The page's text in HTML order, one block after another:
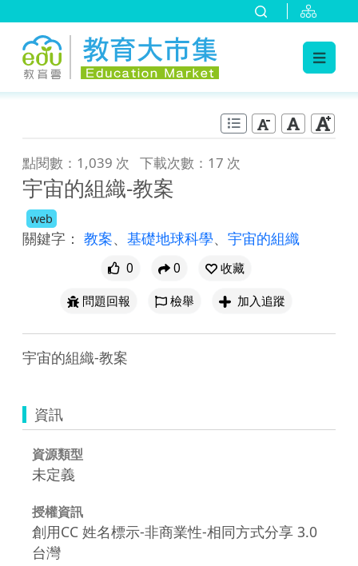
點閱數：1,039 次 下載次數：17 次
宇宙的組織-教案
web
關鍵字： 教案、 基礎地球科學、 宇宙的組織
0 0
收藏
問題回報
檢舉 加入追蹤
資訊
資源類型
未定義
授權資訊
創用CC 姓名標示-非商業性-相同方式分享 3.0
台灣